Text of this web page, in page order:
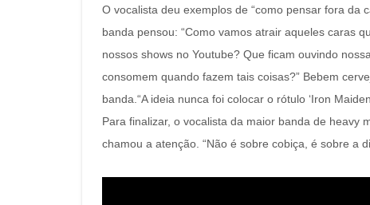
O vocalista deu exemplos de “como pensar fora da
banda pensou: “Como vamos atrair aqueles caras
nossos shows no Youtube? Que ficam ouvindo
consomem quando fazem tais coisas?” Bebem
banda.“A ideia nunca foi colocar o rótulo ‘Iron
Para finalizar, o vocalista da maior banda de heavy
chamou a atenção. “Não é sobre cobiça, é sobre a